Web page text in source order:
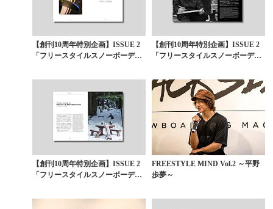
【創刊10周年特別企画】ISSUE 2
「フリースタイルスノーボーディ
【創刊10周年特別企画】ISSUE 2
「フリースタイルスノーボーディ
【創刊10周年特別企画】ISSUE 2
「フリースタイルスノーボーディ
FREESTYLE MIND Vol.2 ～平野
歩夢～